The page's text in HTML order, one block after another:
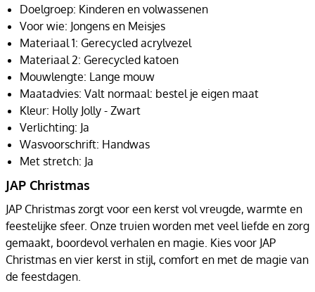
Doelgroep: Kinderen en volwassenen
Voor wie: Jongens en Meisjes
Materiaal 1: Gerecycled acrylvezel
Materiaal 2: Gerecycled katoen
Mouwlengte: Lange mouw
Maatadvies: Valt normaal: bestel je eigen maat
Kleur: Holly Jolly - Zwart
Verlichting: Ja
Wasvoorschrift: Handwas
Met stretch: Ja
JAP Christmas
JAP Christmas zorgt voor een kerst vol vreugde, warmte en
feestelijke sfeer. Onze truien worden met veel liefde en zorg
gemaakt, boordevol verhalen en magie. Kies voor JAP
Christmas en vier kerst in stijl, comfort en met de magie van
de feestdagen.